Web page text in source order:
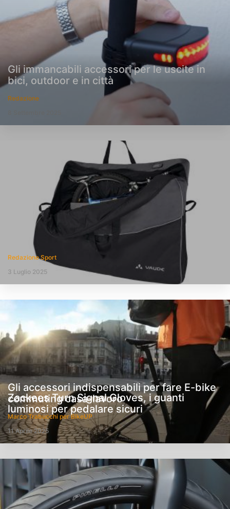
Gli immancabili accessori per le uscite in
bici, outdoor e in città
Redazione
Redazione Sport
3 Luglio 2025
Gli accessori indispensabili per fare E-bike
commuting casa-lavoro
Marco Trabucchi per BikeUP
11 Aprile 2025
Zackees Turn Signal Gloves, i guanti
luminosi per pedalare sicuri